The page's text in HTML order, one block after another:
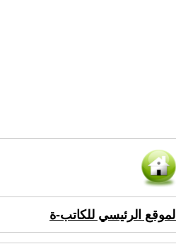
الموقع الرئيسي للكاتب-ة